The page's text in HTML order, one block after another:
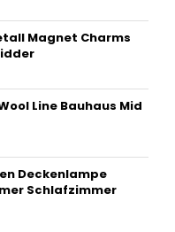
Magnet Charms
Line Bauhaus Mid
Deckenlampe
Schlafzimmer